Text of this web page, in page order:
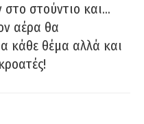
στούντιο και…
αέρα θα
κάθε θέμα αλλά και